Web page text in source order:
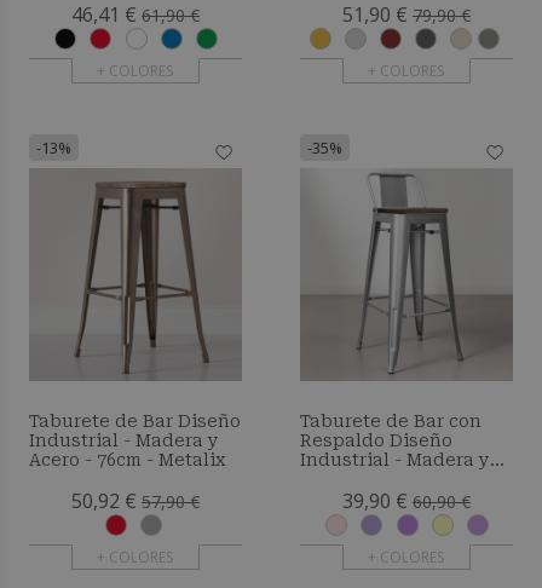
46,41 € 61,90 €
+ COLORES
51,90 € 79,90 €
+ COLORES
-13%
Taburete de Bar Diseño
Industrial - Madera y
Acero - 76cm - Metalix
50,92 € 57,90 €
+ COLORES
-35%
Taburete de Bar con
Respaldo Diseño
Industrial - Madera y
39,90 € 60,90 €
+ COLORES